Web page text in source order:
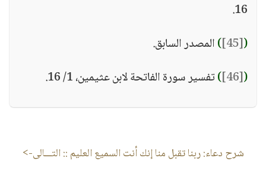
16.
(
[45]
)المصدر السابق.
(
[46]
)تفسير سورة الفاتحة لابن عثيمين، 1/ 16.
شرح دعاء: ربنا تقبل منا إنك أنت السميع العليم :: التـــالى->